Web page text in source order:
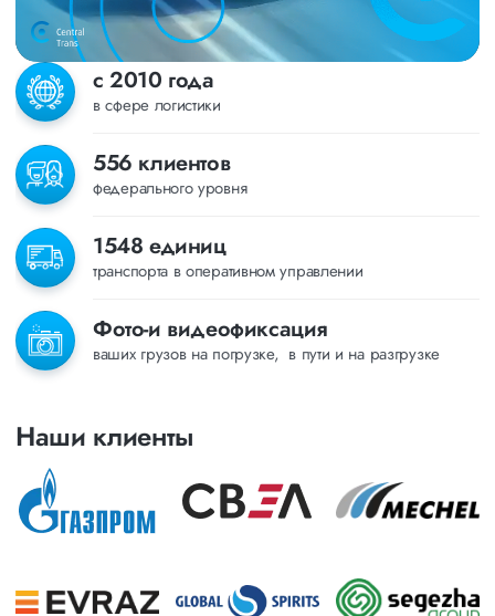
с 2010 года
в сфере логистики
556 клиентов
федерального уровня
1548 единиц
транспорта в оперативном управлении
Фото-и видеофиксация
ваших грузов на погрузке, в пути и на разгрузке
Наши клиенты